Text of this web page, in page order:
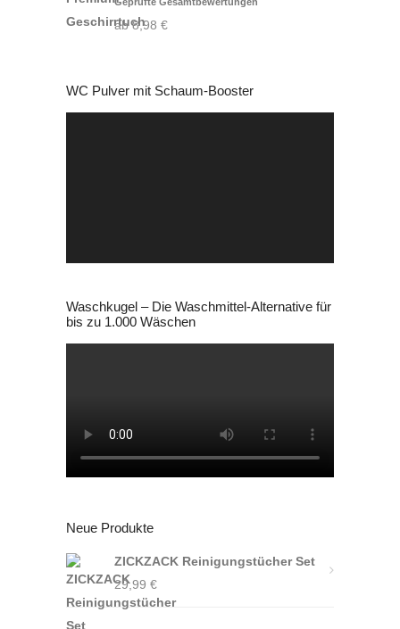
mit4.88
von 5
ab8,98 €
WC Pulver mit Schaum-Booster
Waschkugel – Die Waschmittel-Alternative für
bis zu 1.000 Wäschen
Neue Produkte
ZICKZACK Reinigungstücher Set
29,99 €